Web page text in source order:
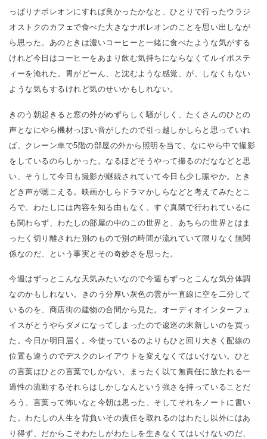
っぱりナポレオンにすれば良かったかなと、ひとりで行ったウラジ
オストクのカフェで食べた大きなナポレオンのことを思い出しなが
ら思った。あのときは濃いコーヒーと一緒に食べたような気がする
けれど今日はコーヒーをあまり飲む気持ちにならなくてルイボステ
ィーを淹れた。胃がどーん、と沈むような感覚、が、しなくもない
ような気もするけれど気のせいかもしれない。
きのう朝起きると窓の外がめずらしく騒がしく、たくさんのひとの
声となにやら機材っぽい音がしたので引っ越しかしらと思っていれ
ば、クレーン車で5階の部屋の外から照明を当て、なにやら中で撮影
をしているのらしかった。なるほどそうやって撮るのだななどと思
い、そうして今日も撮影が継続されていて今日も少し賑やか。とき
どき声が聴こえる。映画かしらドラマかしらなどと考えてみたとこ
ろで、わたしには内容を知る由もなく、すぐ真隣で行われているに
も関わらず、わたしの部屋の中のこの世界と、あちらの世界とはま
ったく切り離された別のもので別の時間が流れていて限りなく無関
係なのだ、という事実とその奇妙さを思った。
今週はずっとこんな天気みたいなので今週もずっとこんな気分体調
なのかもしれない。きのう分厚い灰色の雲が一直線に空を二分して
いるのを、商店街の建物の合間から見た。オーディオインターフェ
イスがとうやらダメになってしまったので逡巡の末新しいのを買っ
た。今日か明日届く。今使っているのよりもひと回り大きく配線の
位置も違うのでデスクのレイアウトを変えなくてはいけない。ひと
の言葉はひとの言葉でしかない、まったく以て無責任に放たれる一
過性の流動するそれらはしかしなんという強さを持っていることだ
ろう、言葉って怖いなと今朝は思った、そしてそれをノートに書い
た。わたしの人生を背負いその責任を取れるのはわたし以外にはあ
り得ず、だからこそわたしがわたしを生きなくてはいけないのだ、